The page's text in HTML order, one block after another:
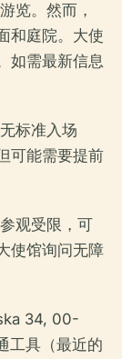
览。然而，
和庭院。大使
如需最新信息
标准入场
可能需要提前
观受限，可
使馆询问无障
34, 00-
工具（最近的